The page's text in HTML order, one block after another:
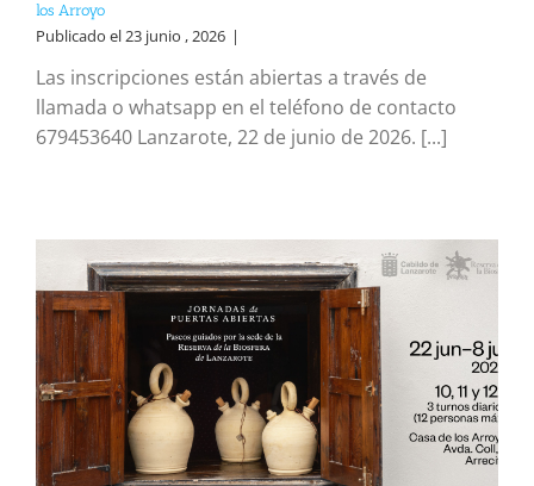
los Arroyo
Publicado el 23 junio , 2026 |
Las inscripciones están abiertas a través de
llamada o whatsapp en el teléfono de contacto
679453640 Lanzarote, 22 de junio de 2026. [...]